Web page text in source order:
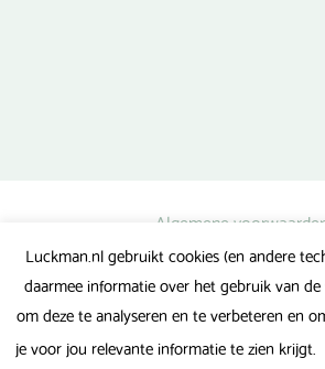
Algemene
Privacy verklaring
Veel gestelde vragen
Luckman.nl gebruikt cookies (en andere
daarmee informatie over het gebruik van
om deze te analyseren en te verbeteren en
je voor jou relevante informatie te zien krijgt.